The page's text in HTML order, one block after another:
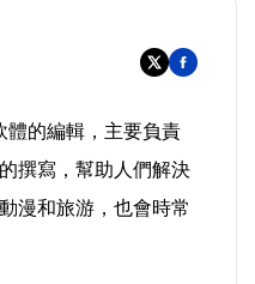
體的編輯，主要負責
撰寫，幫助人們解決
漫和旅游，也會時常